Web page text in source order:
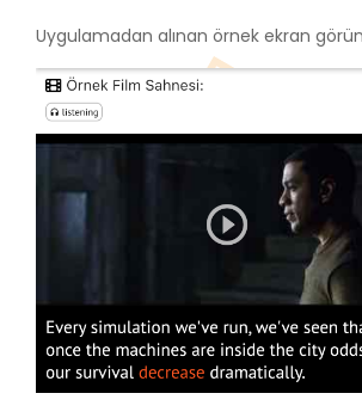
Uygulamadan alınan örnek ekran